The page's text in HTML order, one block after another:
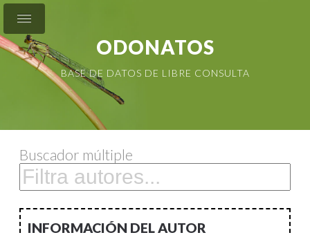
ODONATOS
BASE DE DATOS DE LIBRE CONSULTA
Buscador múltiple
INFORMACIÓN DEL AUTOR